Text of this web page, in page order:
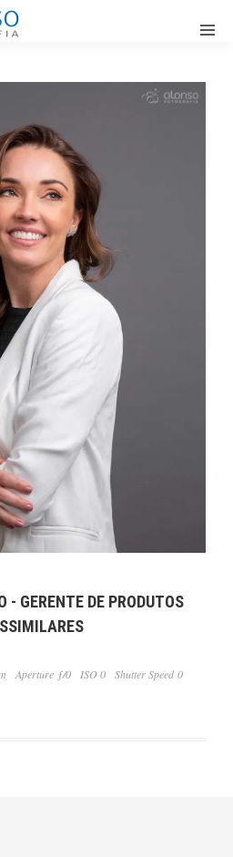
- GERENTE DE PRODUTOS
Aperture ƒ/0 ISO 0 Shutter Speed 0